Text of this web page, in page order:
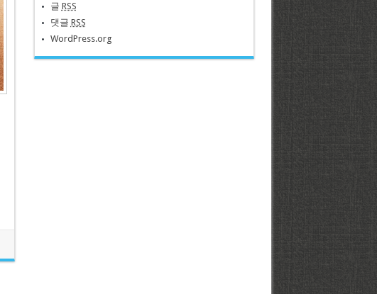
글 RSS
댓글 RSS
WordPress.org